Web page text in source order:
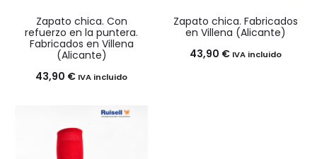
Zapato chica. Con
refuerzo en la puntera.
Fabricados en Villena
(Alicante)
43,90 € IVA incluido
Zapato chica. Fabricados
en Villena (Alicante)
43,90 € IVA incluido